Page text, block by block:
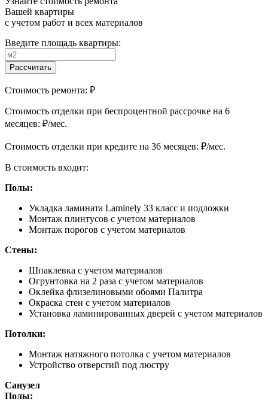
Вашей квартиры
с учетом работ и всех материалов
Введите площадь квартиры:
Рассчитать
Стоимость ремонта: ₽
Cтоимость отделки при беспроцентной рассрочке на 6
месяцев: ₽/мес.
Cтоимость отделки при кредите на 36 месяцев: ₽/мес.
В стоимость входит:
Полы:
Укладка ламината Laminely 33 класс и подложки
Монтаж плинтусов с учетом материалов
Монтаж порогов с учетом материалов
Стены:
Шпаклевка с учетом материалов
Огрунтовка на 2 раза с учетом материалов
Оклейка флизелиновыми обоями Палитра
Окраска стен с учетом материалов
Установка ламинированных дверей с учетом материалов
Потолки:
Монтаж натяжного потолка с учетом материалов
Устройство отверстий под люстру
Санузел
Полы: